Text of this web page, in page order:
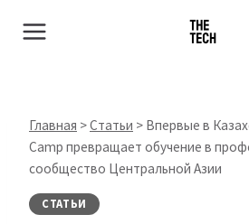
Главная >Статьи > Впервые в
Camp превращает обучение в
сообщество Центральной Азии
СТАТЬИ